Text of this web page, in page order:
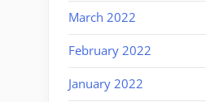
March 2022
February 2022
January 2022